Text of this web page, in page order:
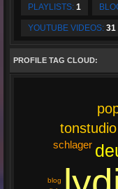
PLAYLISTS: 1
YOUTUBE VIDEOS: 31
PROFILE TAG CLOUD:
schlager
blog